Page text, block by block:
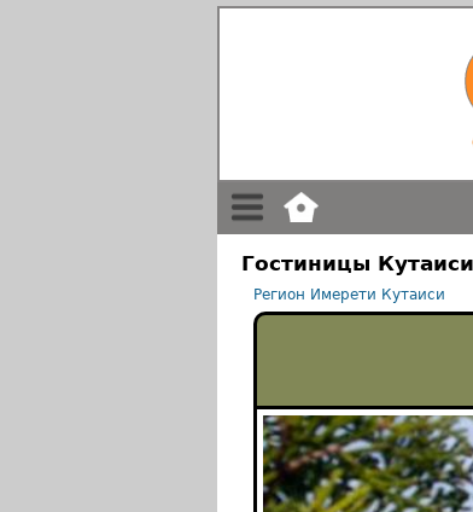
Гостиницы Кутаиси
Регион Имерети Кутаиси